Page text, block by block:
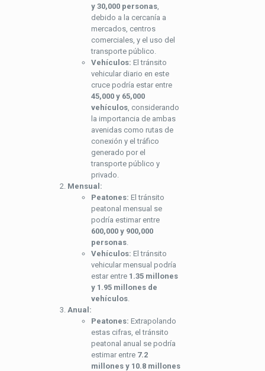
y 30,000 personas
debido a la cercanía a
mercados, centros
comerciales, y el uso del
transporte público.
Vehículos: El tránsito
vehicular diario en este
cruce podría estar entre
45,000 y 65,000
vehículos , considerando
la importancia de ambas
avenidas como rutas de
conexión y el tráfico
generado por el
transporte público y
privado.
Mensual:
Peatones: El tránsito
peatonal mensual se
podría estimar entre
600,000 y 900,000
personas
Vehículos: El tránsito
vehicular mensual podría
estar entre 1.35 millones
y 1.95 millones de
vehículos
Anual:
Peatones: Extrapolando
estas cifras, el tránsito
peatonal anual se podría
estimar entre 7.2
millones y 10.8 millones